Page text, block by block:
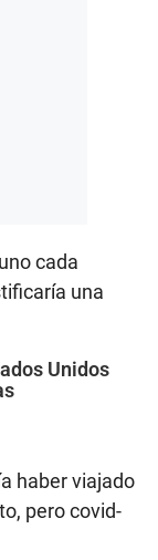
cada
una
Unidos
haber viajado
pero covid-